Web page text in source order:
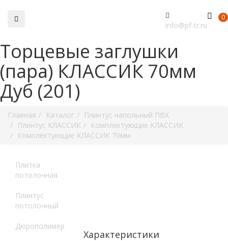
0
info@pf-tr.ru
Торцевые заглушки
(пара) КЛАССИК 70мм
Дуб (201)
Главная Каталог
Плинтус напольный ПВХ
Плинтус КЛАССИК
Комплектующие КЛАССИК
Комплектующие КЛАССИК 70мм
Плитка
потолочная
Плинтус
потолочный
Дюрополимер
Характеристики